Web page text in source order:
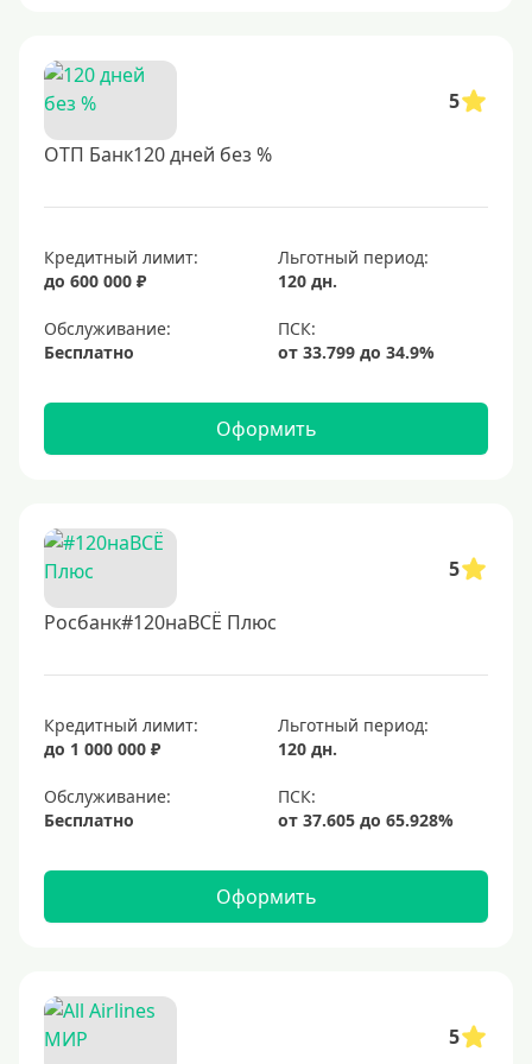
5
ОТП Банк120 дней без %
Кредитный лимит:
до 600 000 ₽
Льготный период:
120 дн.
Обслуживание:
Бесплатно
Оформить
5
Росбанк#120наВСЁ Плюс
Кредитный лимит:
до 1 000 000 ₽
Льготный период:
120 дн.
Обслуживание:
Бесплатно
Оформить
5